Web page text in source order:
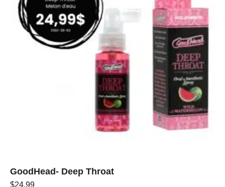
GoodHead- Deep Throat
$24.99